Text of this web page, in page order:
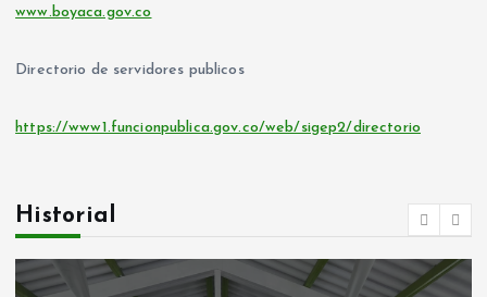
www.boyaca.gov.co
Directorio de servidores publicos
https://www1.funcionpublica.gov.co/web/sigep2/directorio
Historial